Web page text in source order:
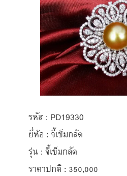
รหัส : PD19330
ยี่ห้อ : จี้เข็มกลัด
รุ่น : จี้เข็มกลัด
ราคาปกติ : 350,000